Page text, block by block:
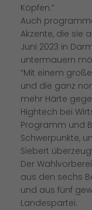
Köpfen.”
Auch
Akzente, die sie
Juni 2023 in
untermauern
“Mit einem
und die ganz
mehr Härte
Hightech bei
Programm und
Schwerpunkte,
Siebert
Der
aus den sechs
und aus fünf
Landespartei.